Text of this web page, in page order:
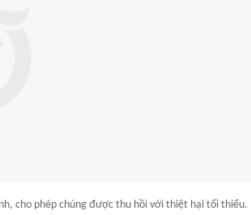
cho phép chúng được thu hồi với thiệt hại tối thiểu.